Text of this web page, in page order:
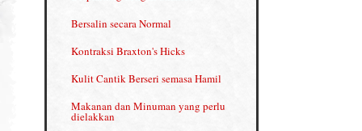
Nutrisi untuk Ikhtiar Hamil
Bersalin secara Normal
Kontraksi Braxton's Hicks
Kulit Cantik Berseri semasa Hamil
Makanan dan Minuman yang perlu
dielakkan